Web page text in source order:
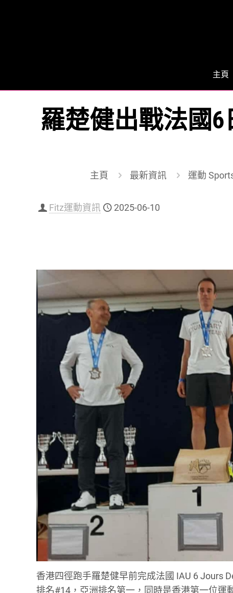
主頁
羅楚健出戰法國
主頁 最新資訊 運動
Fitz運動資訊 2025-06-10
香港四徑跑手羅楚健早前完成法國 IAU 6 Jours
排名#14，亞洲排名第一，同時是香港第一位運